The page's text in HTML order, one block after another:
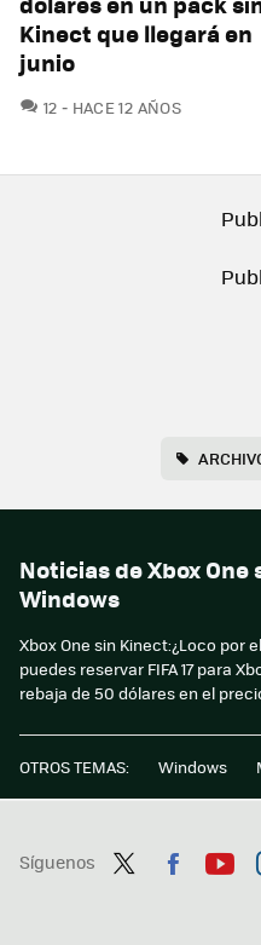
Kinect que llegará en
junio
12 COMENTARIOS
HACE 12 AÑOS
Noticias de Xbox
Windows
Xbox One sin Kinect:¿Loco por
puedes reservar FIFA 17 para
rebaja de 50 dólares en el
OTROS TEMAS: Windows
Síguenos